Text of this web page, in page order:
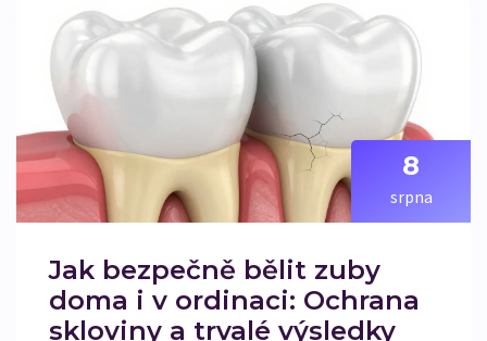
8
srpna
Jak bezpečně bělit zuby
doma i v ordinaci: Ochrana
skloviny a trvalé výsledky